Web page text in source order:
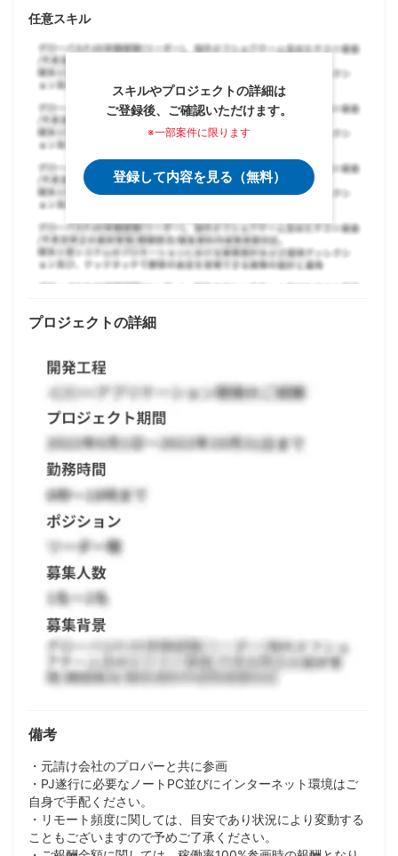
任意スキル
スキルやプロジェクトの詳細は
ご登録後、ご確認いただけます。
※一部案件に限ります
登録して内容を見る（無料）
プロジェクトの詳細
備考
・元請け会社のプロパーと共に参画
・PJ遂行に必要なノートPC並びにインターネット環境はご
自身で手配ください。
・リモート頻度に関しては、目安であり状況により変動する
こともございますので予めご了承ください。